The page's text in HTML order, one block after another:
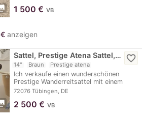
1 500 € VB
anzeigen
Sattel, Prestige Atena Sattel,…
14" Braun Prestige atena
Ich verkaufe einen wunderschönen
Prestige Wanderreitsattel mit einem
sehr praktischen…
72076 Tübingen, DE
favorite_border
2 500 € VB